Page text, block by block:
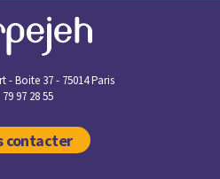
- Boite 37 - 75014 Paris
79 97 28 55
contacter